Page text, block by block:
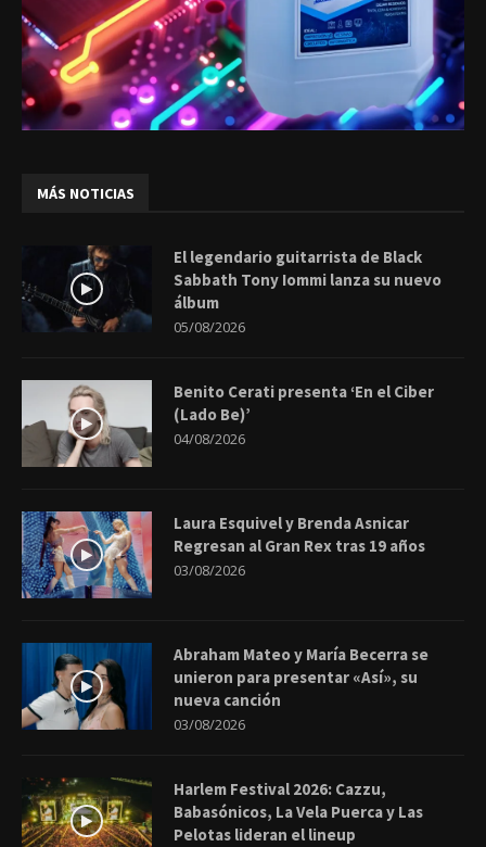
MÁS NOTICIAS
El legendario guitarrista de Black
Sabbath Tony Iommi lanza su nuevo
álbum
05/08/2026
Benito Cerati presenta ‘En el Ciber
(Lado Be)’
04/08/2026
Laura Esquivel y Brenda Asnicar
Regresan al Gran Rex tras 19 años
03/08/2026
Abraham Mateo y María Becerra se
unieron para presentar «Así», su
nueva canción
03/08/2026
Harlem Festival 2026: Cazzu,
Babasónicos, La Vela Puerca y Las
Pelotas lideran el lineup